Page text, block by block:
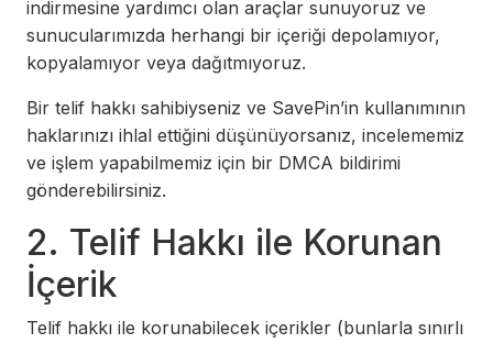
indirmesine yardımcı olan araçlar sunuyoruz ve
sunucularımızda herhangi bir içeriği depolamıyor,
kopyalamıyor veya dağıtmıyoruz.
Bir telif hakkı sahibiyseniz ve SavePin’in kullanımının
haklarınızı ihlal ettiğini düşünüyorsanız, incelememiz
ve işlem yapabilmemiz için bir DMCA bildirimi
gönderebilirsiniz.
2. Telif Hakkı ile Korunan
İçerik
Telif hakkı ile korunabilecek içerikler (bunlarla sınırlı